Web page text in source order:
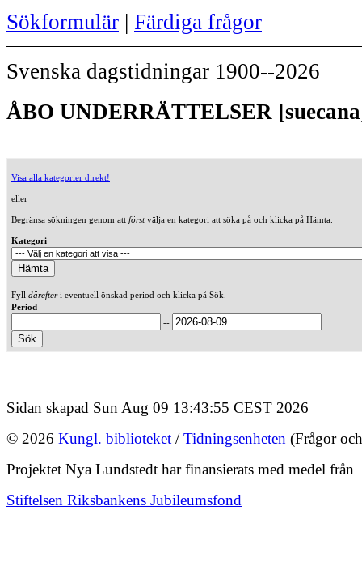
Sökformulär | Färdiga frågor
Svenska dagstidningar 1900--2026
ÅBO UNDERRÄTTELSER
Visa alla kategorier direkt!
eller
Begränsa sökningen genom att förstvälja en kategori att söka på och klicka på Hämta.
Kategori
Fyll därefteri eventuell önskad period och klicka på Sök.
Period
--
Sidan skapad Sun Aug 09 13:43:55 CEST 2026
© 2026 Kungl. biblioteket /Tidningsenheten (Frågor
Projektet Nya Lundstedt har finansierats med medel från
Stiftelsen Riksbankens Jubileumsfond